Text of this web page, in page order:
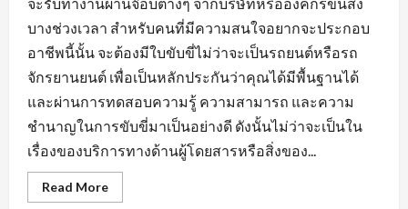
บางช่วงเวลา สำหรับคนที่มีความสนใจอยากจะประกอบ
อาชีพนี้นั้น จะต้องมีใบขับขี่ไม่ว่าจะเป็นรถยนต์หรือรถ
จักรยานยนต์ เพื่อเป็นหลักประกันว่าคุณได้มีพื้นฐานได้
และผ่านการทดสอบความรู้ ความสามารถ และความ
ชำนาญในการขับขี่มาเป็นอย่างดี ดังนั้นไม่ว่าจะเป็นใน
เรื่องของบริการทางด้านผู้โดยสารหรือสิ่งของ...
Read MoreRead
more